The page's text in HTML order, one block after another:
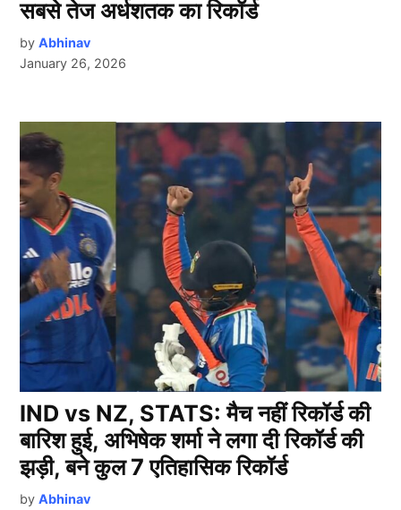
सबसे तेज अर्धशतक का रिकॉर्ड
by Abhinav
January 26, 2026
IND vs NZ, STATS: मैच नहीं रिकॉर्ड की
बारिश हुई, अभिषेक शर्मा ने लगा दी रिकॉर्ड की
झड़ी, बने कुल 7 एतिहासिक रिकॉर्ड
by Abhinav